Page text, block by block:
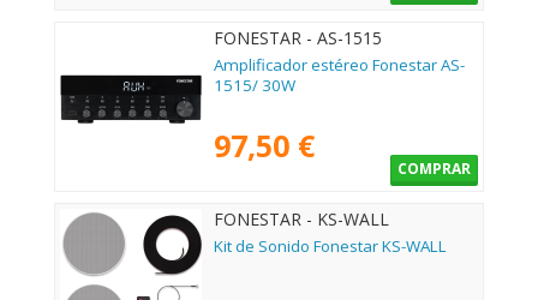
FONESTAR - AS-1515
Amplificador estéreo Fonestar AS-
1515/ 30W
97,50 €
COMPRAR
FONESTAR - KS-WALL
Kit de Sonido Fonestar KS-WALL